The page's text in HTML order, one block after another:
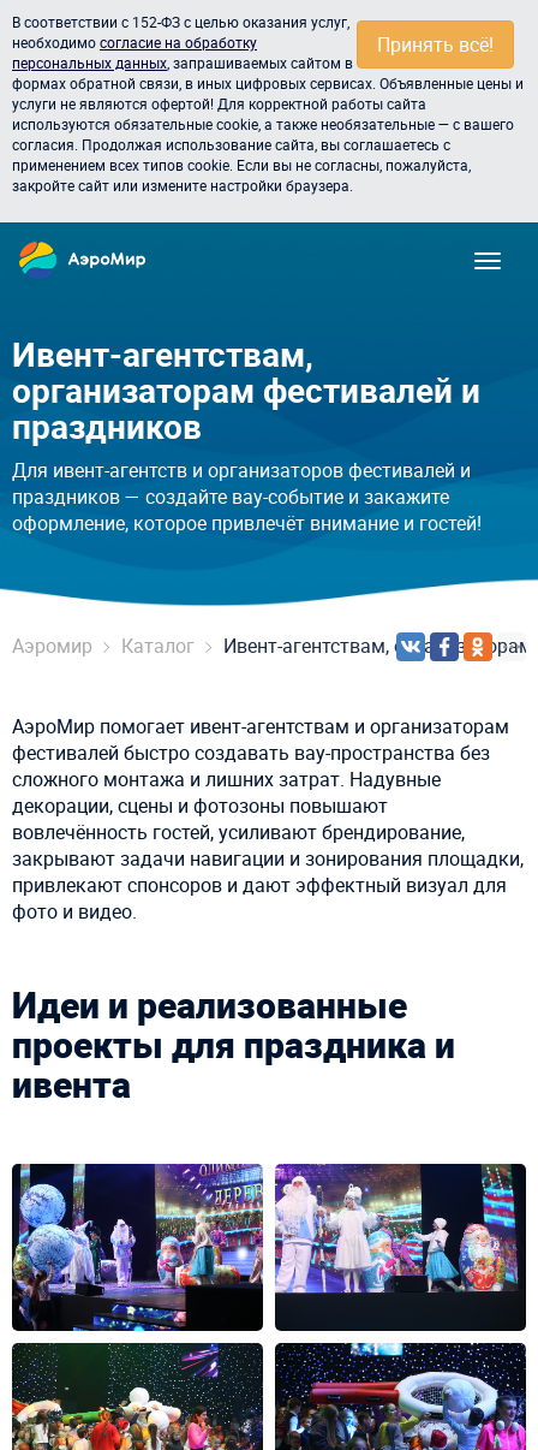
Принять всё!
В соответствии с 152-ФЗ с целью оказания услуг,
необходимосогласие на обработку
персональных данных , запрашиваемых сайтом в
формах обратной связи, в иных цифровых сервисах. Объявленные цены и
услуги не являются офертой! Для корректной работы сайта
используются обязательные cookie, а также необязательные — с вашего
согласия. Продолжая использование сайта, вы соглашаетесь с
применением всех типов cookie. Если вы не согласны, пожалуйста,
закройте сайт или измените настройки браузера.
Ивент-агентствам,
организаторам фестивалей и
праздников
Для ивент-агентств и организаторов фестивалей и
праздников — создайте вау-событие и закажите
оформление, которое привлечёт внимание и гостей!
Аэромир Каталог Ивент-агентствам,
АэроМир помогает ивент-агентствам и организаторам
фестивалей быстро создавать вау-пространства без
сложного монтажа и лишних затрат. Надувные
декорации, сцены и фотозоны повышают
вовлечённость гостей, усиливают брендирование,
закрывают задачи навигации и зонирования площадки,
привлекают спонсоров и дают эффектный визуал для
фото и видео.
Идеи и реализованные
проекты для праздника и
ивента